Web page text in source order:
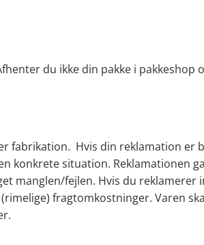
du ikke din pakke i pakkeshop
fabrikation. Hvis din reklamation er
konkrete situation. Reklamationen
manglen/fejlen. Hvis du reklamerer
fragtomkostninger. Varen